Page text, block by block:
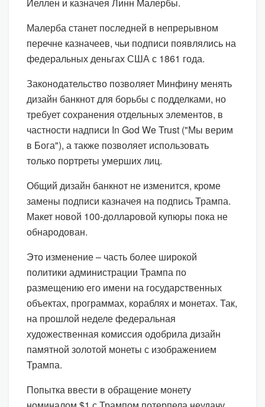
Малерба станет последней в непрерывном
перечне казначеев, чьи подписи появлялись на
федеральных деньгах США с 1861 года.
Законодательство позволяет Минфину менять
дизайн банкнот для борьбы с подделками, но
требует сохранения отдельных элементов, в
частности надписи In God We Trust ("Мы верим
в Бога"), а также позволяет использовать
только портреты умерших лиц.
Общий дизайн банкнот не изменится, кроме
замены подписи казначея на подпись Трампа.
Макет новой 100-долларовой купюры пока не
обнародован.
Это изменение – часть более широкой
политики администрации Трампа по
размещению его имени на государственных
объектах, программах, кораблях и монетах. Так,
на прошлой неделе федеральная
художественная комиссия одобрила дизайн
памятной золотой монеты с изображением
Трампа.
Попытка ввести в обращение монету